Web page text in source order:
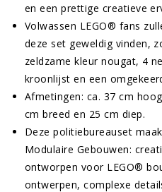
en een prettige creatieve
Volwassen LEGO® fans
deze set geweldig vinden,
zeldzame kleur nougat, 4
kroonlijst en een
Afmetingen: ca. 37 cm
cm breed en 25 cm diep.
Deze politiebureauset
Modulaire Gebouwen:
ontworpen voor LEGO®
ontwerpen, complexe